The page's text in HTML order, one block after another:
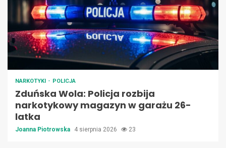
NARKOTYKI POLICJA
Zduńska Wola: Policja rozbija
narkotykowy magazyn w garażu 26-
latka
Joanna Piotrowska 4 sierpnia 2026 23